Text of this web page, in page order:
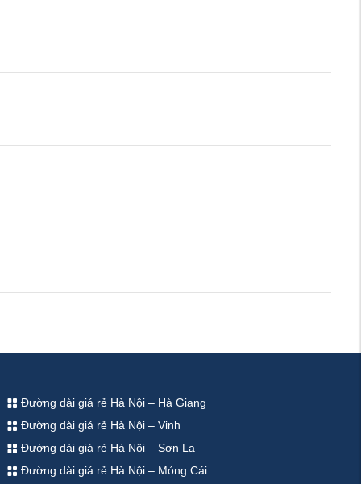
Đường dài giá rẻ Hà Nội – Hà Giang
Đường dài giá rẻ Hà Nội – Vinh
Đường dài giá rẻ Hà Nội – Sơn La
Đường dài giá rẻ Hà Nội – Móng Cái